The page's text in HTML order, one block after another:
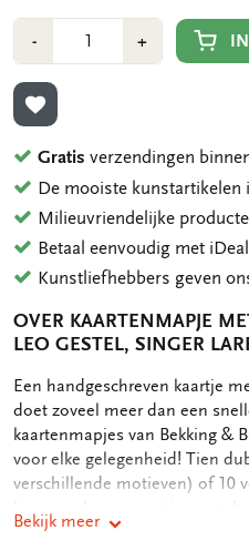
-Min
1
+Plus
1
TOEVOEGEN AAN
Gratis verzendingen
De mooiste kunstartikelen
Milieuvriendelijke
Betaal eenvoudig met
Kunstliefhebbers geven
OVER KAARTENMAPJE
LEO GESTEL, SINGER
OMSCHRIJVING
Een handgeschreven kaartje
doet zoveel meer dan een
kaartenmapjes van Bekking &
voor elke gelegenheid! Tien
verschillende motieven) of 10
kaartenmapje. Op de
Bekijk meer